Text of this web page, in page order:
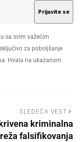
sa svim važećim
za poboljšanje
Hvala na ukazanom
SLEDEĆA VEST
kriminalna
falsifikovanja